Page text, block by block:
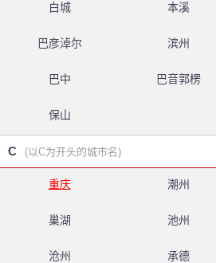
白城 本溪
巴彦淖尔 滨州
巴中 巴音郭楞
保山
C (以C为开头的城市名)
重庆 潮州
巢湖 池州
沧州 承德